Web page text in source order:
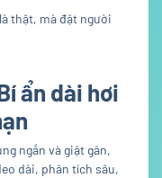
thật, mà đặt người
ẩn dài hơi
ngắn và giật gân,
dài, phân tích sâu,